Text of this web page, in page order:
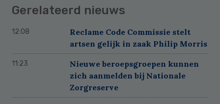
Gerelateerd nieuws
12:08
Reclame Code Commissie stelt
artsen gelijk in zaak Philip Morris
11:23
Nieuwe beroepsgroepen kunnen
zich aanmelden bij Nationale
Zorgreserve